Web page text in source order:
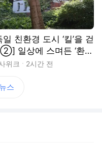
일 친환경 도시 ‘킬’을 걷
일상에 스며든 ‘환경
’의 가치
위크 2시간 전
뉴스